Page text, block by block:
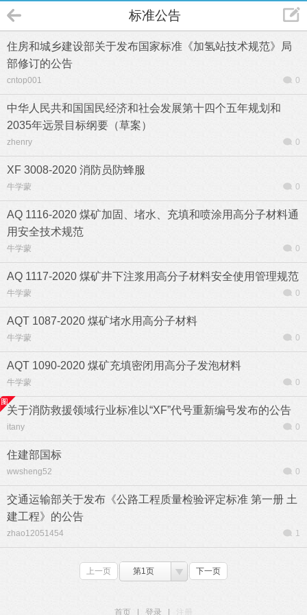
标准公告
住房和城乡建设部关于发布国家标准《加氢站技术规范》局
部修订的公告
cntop001 0
中华人民共和国国民经济和社会发展第十四个五年规划和
2035年远景目标纲要（草案）
zhenry 0
XF 3008-2020 消防员防蜂服
牛学蒙 0
AQ 1116-2020 煤矿加固、堵水、充填和喷涂用高分子材料通
用安全技术规范
牛学蒙 0
AQ 1117-2020 煤矿井下注浆用高分子材料安全使用管理规范
牛学蒙 0
AQT 1087-2020 煤矿堵水用高分子材料
牛学蒙 0
AQT 1090-2020 煤矿充填密闭用高分子发泡材料
牛学蒙 0
关于消防救援领域行业标准以“XF”代号重新编号发布的公告
itany 0
住建部国标
wwsheng52 0
交通运输部关于发布《公路工程质量检验评定标准 第一册 土
建工程》的公告
zhao12051454 1
上一页 第1页 下一页
首页 登录